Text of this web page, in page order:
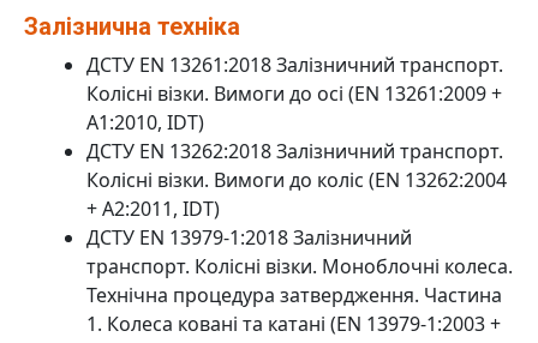
Залізнична техніка
ДСТУ EN 13261:2018 Залізничний транспорт.
Колісні візки. Вимоги до осі (EN 13261:2009 +
A1:2010, IDT)
ДСТУ EN 13262:2018 Залізничний транспорт.
Колісні візки. Вимоги до коліс (EN 13262:2004
+ A2:2011, IDT)
ДСТУ EN 13979-1:2018 Залізничний
транспорт. Колісні візки. Моноблочні колеса.
Технічна процедура затвердження. Частина
1. Колеса ковані та катані (EN 13979-1:2003 +